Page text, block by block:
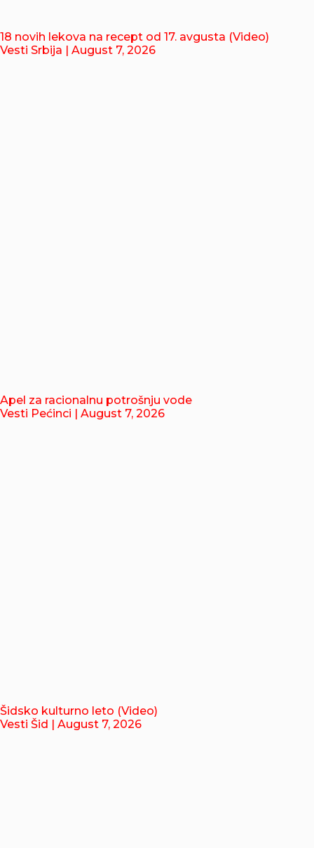
18 novih lekova na recept od 17. avgusta (Video)
Vesti Srbija | August 7, 2026
Apel za racionalnu potrošnju vode
Vesti Pećinci | August 7, 2026
Šidsko kulturno leto (Video)
Vesti Šid | August 7, 2026